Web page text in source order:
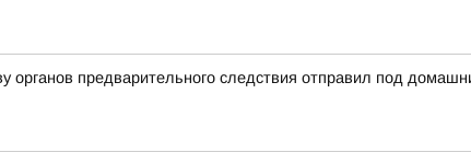
органов предварительного следствия отправил под